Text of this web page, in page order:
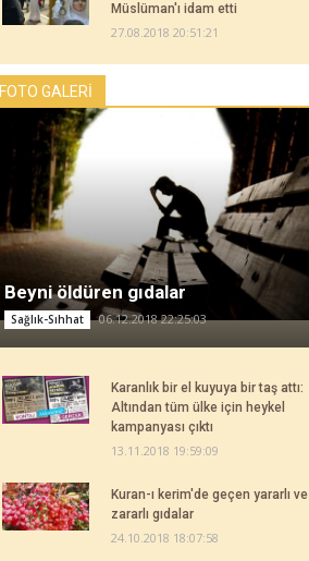
Müslüman'ı idam etti
27.08.2018 20:51:21
FOTO GALERİ
Beyni öldüren gıdalar
Sağlık-Sıhhat 06.12.2018 22:25:03
Karanlık bir el kuyuya bir taş attı:
Altından tüm ülke için heykel
kampanyası çıktı
13.11.2018 19:59:09
Kuran-ı kerim'de geçen yararlı ve
zararlı gıdalar
24.10.2018 18:07:58